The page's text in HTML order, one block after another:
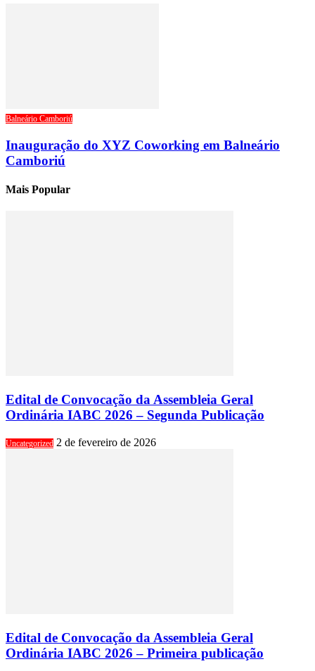
Balneário Camboriú
Inauguração do XYZ Coworking em Balneário
Camboriú
Mais Popular
Edital de Convocação da Assembleia Geral
Ordinária IABC 2026 – Segunda Publicação
Uncategorized 2 de fevereiro de 2026
Edital de Convocação da Assembleia Geral
Ordinária IABC 2026 – Primeira publicação